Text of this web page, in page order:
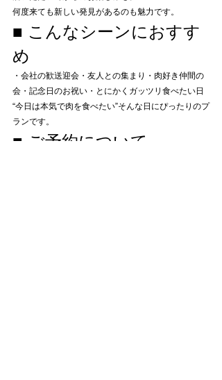
何度来ても新しい発見があるのも魅力です。
■ こんなシーンにおすす
め
・会社の歓送迎会・友人との集まり・肉好き仲間の
会・記念日のお祝い・とにかくガッツリ食べたい日
“今日は本気で肉を食べたい”そんな日にぴったりのプ
ランです。
■ ご予約について